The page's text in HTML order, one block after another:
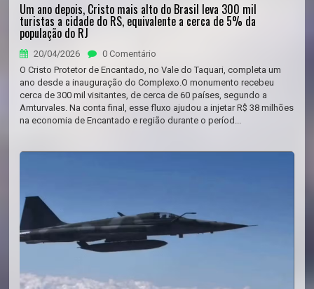
Um ano depois, Cristo mais alto do Brasil leva 300 mil
turistas a cidade do RS, equivalente a cerca de 5% da
população do RJ
20/04/2026
0 Comentário
O Cristo Protetor de Encantado, no Vale do Taquari, completa um
ano desde a inauguração do Complexo.O monumento recebeu
cerca de 300 mil visitantes, de cerca de 60 países, segundo a
Amturvales. Na conta final, esse fluxo ajudou a injetar R$ 38 milhões
na economia de Encantado e região durante o períod...